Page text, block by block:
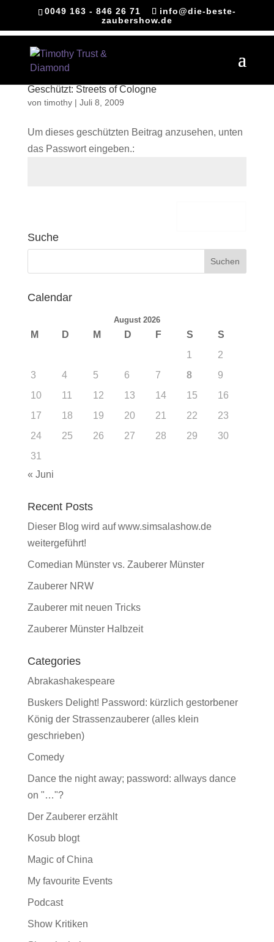
0049 163 - 846 26 71
info@die-beste-
zaubershow.de
Geschützt: Streets of Cologne
von timothy| Juli 8, 2009
Um dieses geschützten Beitrag anzusehen, unten
das Passwort eingeben.:
Suche
Calendar
August 2026
M D M D F S
S
1
2
3
4 5 6 7 8
9
10
11 12 13 14 15
16
17
18 19 20 21 22
23
24
25 26 27 28 29
30
31
« Juni
Recent Posts
Dieser Blog wird auf www.simsalashow.de
weitergeführt!
Comedian Münster vs. Zauberer Münster
Zauberer NRW
Zauberer mit neuen Tricks
Zauberer Münster Halbzeit
Categories
Abrakashakespeare
Buskers Delight! Password: kürzlich gestorbener
König der Strassenzauberer (alles klein
geschrieben)
Comedy
Dance the night away; password: allways dance
on "…"?
Der Zauberer erzählt
Kosub blogt
Magic of China
My favourite Events
Podcast
Show Kritiken